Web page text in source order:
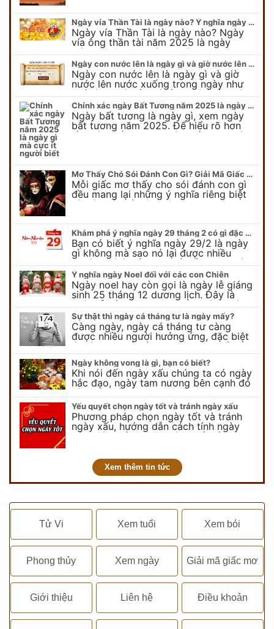
Ngày vía Thần Tài là ngày nào? Ý nghĩa ngày vía Thần Tài năm 2025
Ngày vía Thần Tài là ngày nào? Ngày
vía ông thần tài năm 2025 là ngày
mùng 10 âm lịch hàng tháng. Tại sao
trong ngày này, tất cả mọi…
Ngày con nước lên là ngày gì và giờ nước lên nước xuống trong ngày?
Ngày con nước lên là ngày gì và giờ
nước lên nước xuống trong ngày như
thế nào? Có điều gì cần chú ý về ngày
con nước lên? Đừng…
Chính xác ngày Bất Tương năm 2025 là ngày gì mà cực ít người biết
Ngày bất tương là ngày gì, xem ngày
bất tương năm 2025. Để hiểu rõ hơn
về ngày bất tương, ngày bất tương là
Mơ Thấy Chó Sói Đánh Con Gì? Giải Mã Giấc Mơ Bí Ẩn
Mỗi giấc mơ thấy cho sói đánh con gì
đều mang lại những ý nghĩa riêng biệt
và có thể phản ánh tâm trạng, suy nghĩ
Khám phá ý nghĩa ngày 29 tháng 2 có gì đặc biệt?
Bạn có biết ý nghĩa ngày 29/2 là ngày
gì không mà sao nó lại được nhiều
người chú ý đến vậy. Tất cả mọi người
đều cho rằng đây…
Ý nghĩa ngày Noel đối với các con Chiên
Ngày noel hay còn gọi là ngày lễ giáng
sinh 25 tháng 12 dương lịch. Đây là
ngày lễ của bên thiên chúa giáo, ngày
lễ thiên chúa giáng sinh,…
Sự thật thì ngày cá tháng tư là ngày mấy?
Càng ngày, ngày cá tháng tư càng
được nhiều người hưởng ứng, đặc biệt
là các bạn trẻ bởi họ sẽ nghĩ ra đủ trò
vui chơi, tinh nghịch, hài…
Ngày không vong là gì, bạn có biết?
Khi nói đến ngày xấu chúng ta có ngày
hắc đạo, ngày tam nương bên cạnh đó
còn có ngày không vong. Tuy nhiên khi
nói đến ngày không vong…
Yếu quyết chọn ngày tốt và tránh ngày xấu
Phương pháp chọn ngày tốt và tránh
ngày xấu, hướng dẫn cách tính ngày
tốt, ngày xấu trong tháng để tiến hành
Xem thêm tin tức
Tử Vi Xem tuổi Xem bói
Phong thủy Xem ngày Giải mã giấc mơ
Giới thiệu Liên hệ Điều khoản